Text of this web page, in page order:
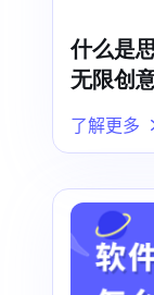
什么是
无限创
了解更多